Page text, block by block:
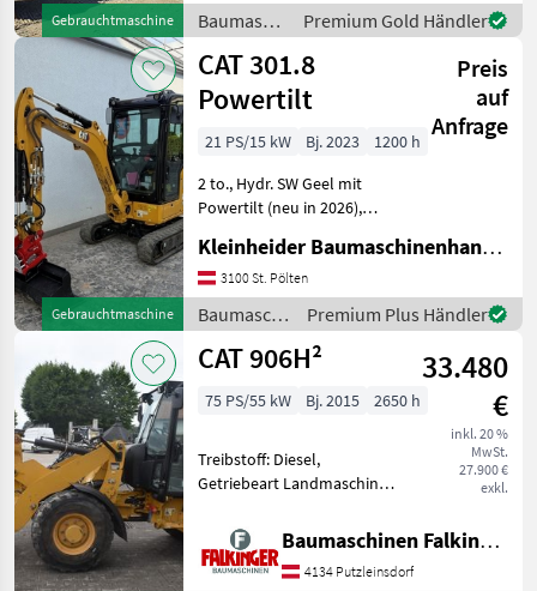
Landtechnik
1.827
Bautechnik
Kommunaltechnik
79
Forsttechnik
PKW / LKW / Moped
34
Sonstiges
30
anzeigen
MARKTPLATZ
Marktplatz Händlerangebote Kleinanzeigen
Gebrauchtmaschine
Baumaschinen
/ CAT
Premium Gold Händler
Gebrauchtmaschine
CAT 301.8
Powertilt
Preis
auf
Anfrage
21 PS/15 kW Bj. 2023
1200 h
2 to., Hydr. SW Geel mit
Powertilt (neu in 2026),
2x doppelwirkend, Hydr. SW
Leitung, 3 Löffel
Baumaschinen Minibagger
Kleinheider Baumaschinenhandel GmbH.
3100 St. Pölten
Baumaschinen
/ CAT
Premium Plus Händler
CAT 906H²
33.480
€
inkl. 20 %
MwSt.
27.900 €
exkl.
75 PS/55 kW Bj. 2015 2650 h
Treibstoff: Diesel,
Getriebeart Landmaschine:
Schnellwechselrahmen,
Zugmaul, Zusatz-
Hydraulikkreis, hydr.
Baumaschinen Falkinger
4134 Putzleinsdorf